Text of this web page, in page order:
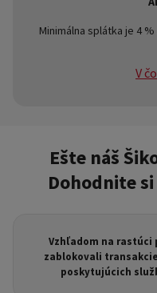
Minimálna splátka je 4
V
Ešte náš
Dohodnite
Vzhľadom na rastúci
zablokovali
poskytujúcich